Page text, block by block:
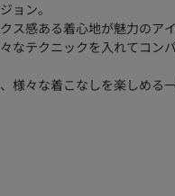
ョン。
ス感ある着心地が魅力のアイ
なテクニックを入れてコン
様々な着こなしを楽しめる一